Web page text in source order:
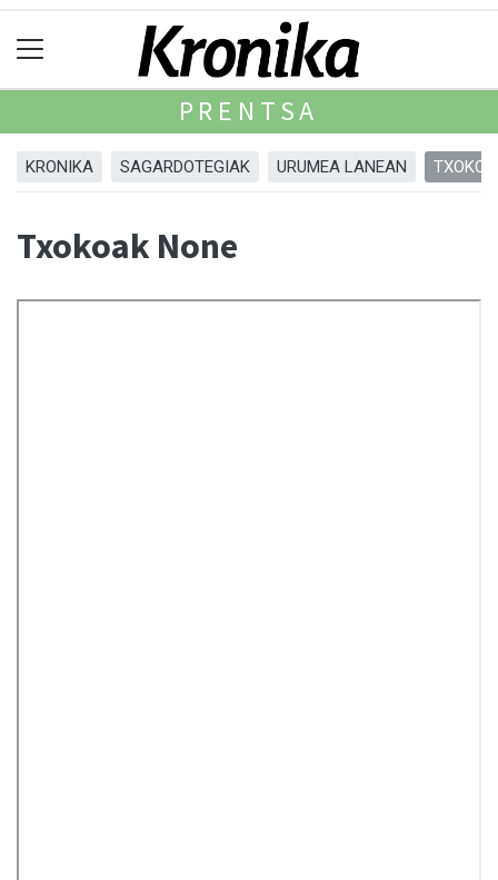
PRENTSA
KRONIKA SAGARDOTEGIAK URUMEA LANEAN
Txokoak None